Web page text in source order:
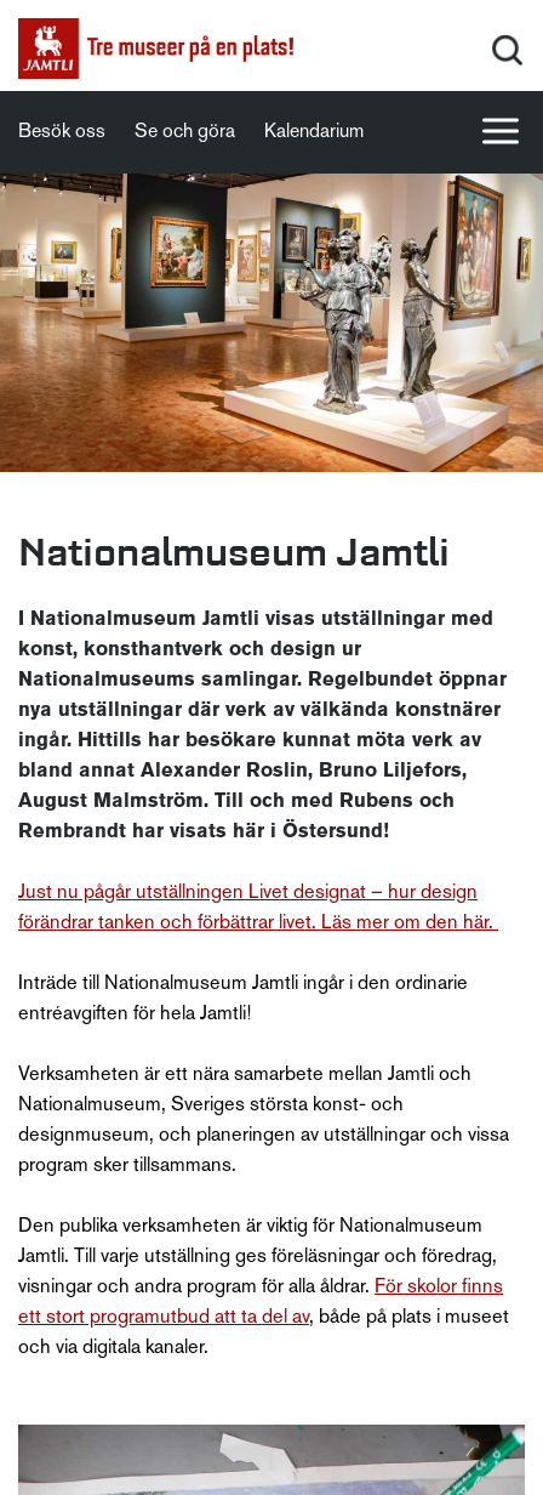
Besök oss Se och göra Kalendarium
Nationalmuseum Jamtli
I Nationalmuseum Jamtli visas utställningar med
konst, konsthantverk och design ur
Nationalmuseums samlingar. Regelbundet öppnar
nya utställningar där verk av välkända konstnärer
ingår. Hittills har besökare kunnat möta verk av
bland annat Alexander Roslin, Bruno Liljefors,
August Malmström. Till och med Rubens och
Rembrandt har visats här i Östersund!
Just nu pågår utställningen Livet designat – hur design
förändrar tanken och förbättrar livet. Läs mer om den här.
Inträde till Nationalmuseum Jamtli ingår i den ordinarie
entréavgiften för hela Jamtli!
Verksamheten är ett nära samarbete mellan Jamtli och
Nationalmuseum, Sveriges största konst- och
designmuseum, och planeringen av utställningar och vissa
program sker tillsammans.
Den publika verksamheten är viktig för Nationalmuseum
Jamtli. Till varje utställning ges föreläsningar och föredrag,
visningar och andra program för alla åldrar. För skolor finns
ett stort programutbud att ta del av, både på plats i museet
och via digitala kanaler.